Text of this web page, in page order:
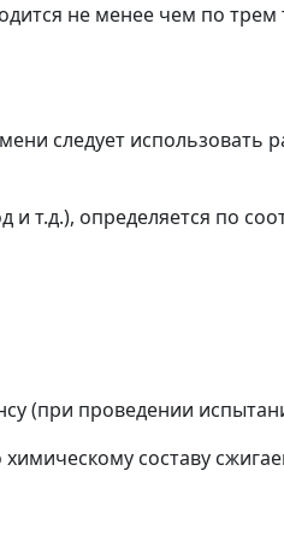
не менее чем по трем
следует использовать
и т.д.), определяется по
(при проведении
составу